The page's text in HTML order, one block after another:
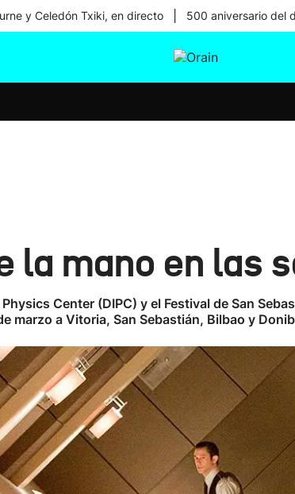
y Celedón Txiki, en directo 500 aniversario del
la mano en las
Center (DIPC) y el Festival de San
marzo a Vitoria, San Sebastián, Bilbao y